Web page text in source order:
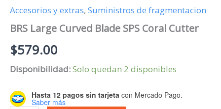
Accesorios y extras, Suministros de fragmentacion
BRS Large Curved Blade SPS Coral Cutter
$579.00
Disponibilidad:Solo quedan 2 disponibles
Hasta 12 pagos sin tarjeta con Mercado Pago.
Saber más